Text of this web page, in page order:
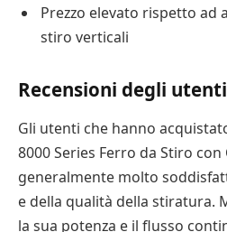
Prezzo elevato rispetto ad
stiro verticali
Recensioni degli utenti
Gli utenti che hanno
8000 Series Ferro da Stiro con
generalmente molto
e della qualità della stiratura.
la sua potenza e il flusso